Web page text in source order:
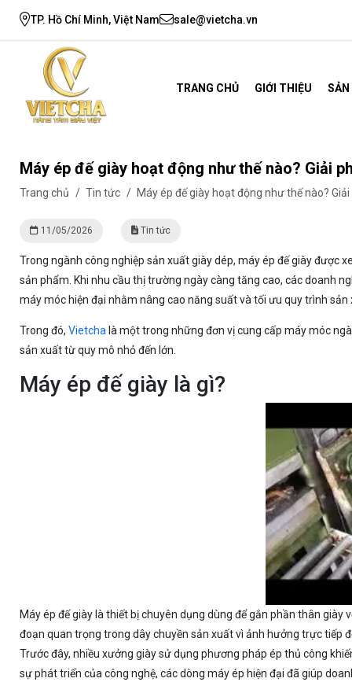
TP. Hồ Chí Minh, Việt Nam sale@vietcha.vn
TRANG CHỦ GIỚI THIỆU
Máy ép đế giày hoạt động như thế nào? Giải
Trang chủ / Tin tức / Máy ép đế giày hoạt động như thế nào?
11/05/2026 Tin tức
Trong ngành công nghiệp sản xuất giày dép, máy ép đế giày được
sản phẩm. Khi nhu cầu thị trường ngày càng tăng cao, các doanh
máy móc hiện đại nhằm nâng cao năng suất và tối ưu quy trình sản
Trong đó, Vietcha là một trong những đơn vị cung cấp máy móc
sản xuất từ quy mô nhỏ đến lớn.
Máy ép đế giày là gì?
Máy ép đế giày là thiết bị chuyên dụng dùng để gắn phần thân
đoạn quan trọng trong dây chuyền sản xuất vì ảnh hưởng trực tiếp
Trước đây, nhiều xưởng giày sử dụng phương pháp ép thủ công
sự phát triển của công nghệ, các dòng máy ép hiện đại đã giúp